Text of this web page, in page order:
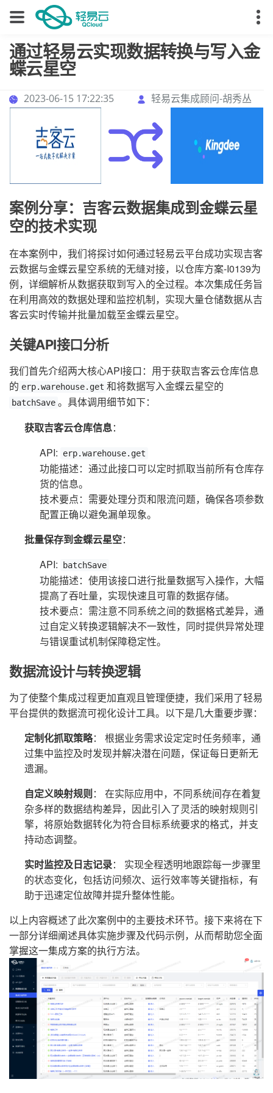
通过轻易云实现数据转换与写入金
蝶云星空
2023-06-15 17:22:35 轻易云集成顾问-胡秀丛
案例分享：吉客云数据集成到金蝶云星
空的技术实现
在本案例中，我们将探讨如何通过轻易云平台成功实现吉客
云数据与金蝶云星空系统的无缝对接，以仓库方案-I0139为
例，详细解析从数据获取到写入的全过程。本次集成任务旨
在利用高效的数据处理和监控机制，实现大量仓储数据从吉
客云实时传输并批量加载至金蝶云星空。
关键API接口分析
我们首先介绍两大核心API接口：用于获取吉客云仓库信息
的 erp.warehouse.get 和将数据写入金蝶云星空的
batchSave 。具体调用细节如下：
获取吉客云仓库信息：
API:
erp.warehouse.get
功能描述：通过此接口可以定时抓取当前所有仓库存
货的信息。
技术要点：需要处理分页和限流问题，确保各项参数
配置正确以避免漏单现象。
批量保存到金蝶云星空：
API:
batchSave
功能描述：使用该接口进行批量数据写入操作，大幅
提高了吞吐量，实现快速且可靠的数据存储。
技术要点：需注意不同系统之间的数据格式差异，通
过自定义转换逻辑解决不一致性，同时提供异常处理
与错误重试机制保障稳定性。
数据流设计与转换逻辑
为了使整个集成过程更加直观且管理便捷，我们采用了轻易
平台提供的数据流可视化设计工具。以下是几大重要步骤：
定制化抓取策略： 根据业务需求设定定时任务频率，通
过集中监控及时发现并解决潜在问题，保证每日更新无
遗漏。
自定义映射规则： 在实际应用中，不同系统间存在着复
杂多样的数据结构差异，因此引入了灵活的映射规则引
擎，将原始数据转化为符合目标系统要求的格式，并支
持动态调整。
实时监控及日志记录： 实现全程透明地跟踪每一步骤里
的状态变化，包括访问频次、运行效率等关键指标，有
助于迅速定位故障并提升整体性能。
以上内容概述了此次案例中的主要技术环节。接下来将在下
一部分详细阐述具体实施步骤及代码示例，从而帮助您全面
掌握这一集成方案的执行方法。